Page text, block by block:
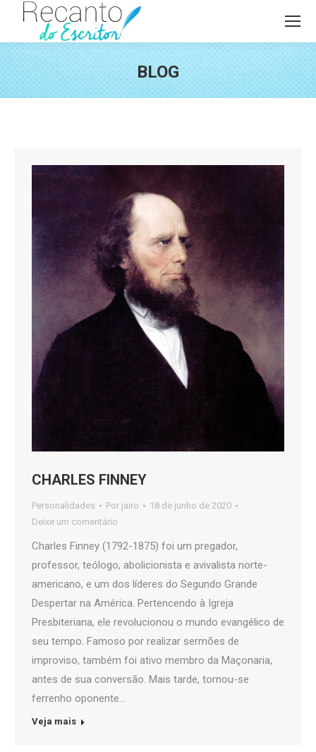
BLOG
CHARLES FINNEY
Personalidades Por jairo
18 de junho de 2020
Deixe um comentário
Charles Finney (1792-1875) foi um pregador,
professor, teólogo, abolicionista e avivalista norte-
americano, e um dos líderes do Segundo Grande
Despertar na América. Pertencendo à Igreja
Presbiteriana, ele revolucionou o mundo evangélico de
seu tempo. Famoso por realizar sermões de
improviso, também foi ativo membro da Maçonaria,
antes de sua conversão. Mais tarde, tornou-se
ferrenho oponente…
Veja mais